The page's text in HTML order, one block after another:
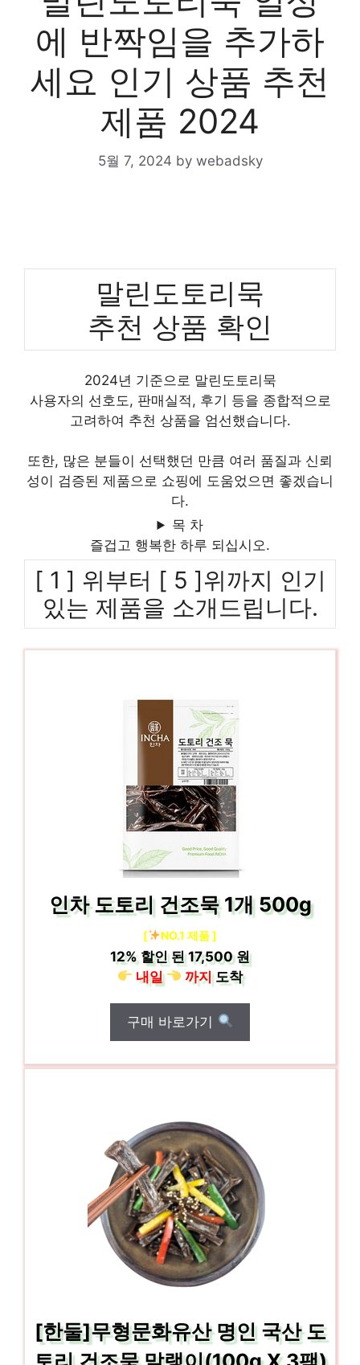
에 반짝임을 추가하
세요 인기 상품 추천
제품 2024
5월 7, 2024 by webadsky
말린도토리묵
추천 상품 확인
2024년 기준으로 말린도토리묵
사용자의 선호도, 판매실적, 후기 등을 종합적으로
고려하여 추천 상품을 엄선했습니다.
또한, 많은 분들이 선택했던 만큼 여러 품질과 신뢰
성이 검증된 제품으로 쇼핑에 도움었으면 좋겠습니
다.
목 차
즐겁고 행복한 하루 되십시오.
[ 1 ] 위부터 [ 5 ]위까지 인기
있는 제품을 소개드립니다.
인차 도토리 건조묵 1개 500g
[ NO.1 제품 ]
12% 할인 된17,500 원
내일
까지도착
구매 바로가기
[한둘]무형문화유산 명인 국산 도